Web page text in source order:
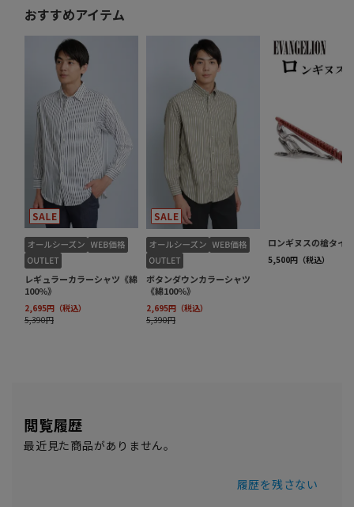
閲覧履歴
最近見た商品がありません。
履歴を残さない